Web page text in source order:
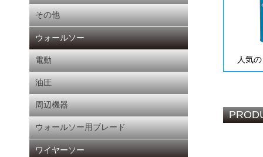
その他
ウォールソー
電動
油圧
周辺機器
ウォールソー用ブレード
ワイヤーソー
人気